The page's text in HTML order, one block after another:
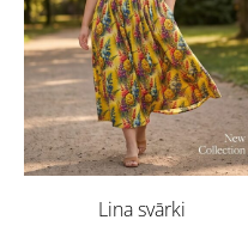
Lina svārki